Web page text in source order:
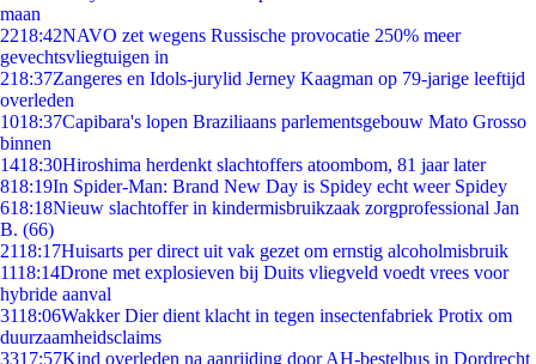
maan
2218:42NAVO zet wegens Russische provocatie 250% meer
gevechtsvliegtuigen in
218:37Zangeres en Idols-jurylid Jerney Kaagman op 79-jarige leeftijd
overleden
1018:37Capibara's lopen Braziliaans parlementsgebouw Mato Grosso
binnen
1418:30Hiroshima herdenkt slachtoffers atoombom, 81 jaar later
818:19In Spider-Man: Brand New Day is Spidey echt weer Spidey
618:18Nieuw slachtoffer in kindermisbruikzaak zorgprofessional Jan
B. (66)
2118:17Huisarts per direct uit vak gezet om ernstig alcoholmisbruik
1118:14Drone met explosieven bij Duits vliegveld voedt vrees voor
hybride aanval
3118:06Wakker Dier dient klacht in tegen insectenfabriek Protix om
duurzaamheidsclaims
3317:57Kind overleden na aanrijding door AH-bestelbus in Dordrecht